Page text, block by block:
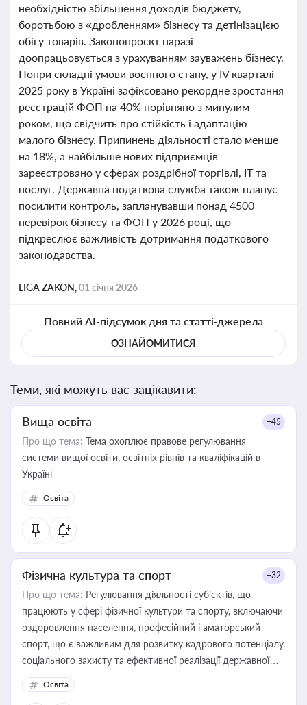
необхідністю збільшення доходів бюджету,
боротьбою з «дробленням» бізнесу та детінізацією
обігу товарів. Законопроєкт наразі
доопрацьовується з урахуванням зауважень бізнесу.
Попри складні умови воєнного стану, у IV кварталі
2025 року в Україні зафіксовано рекордне зростання
реєстрацій ФОП на 40% порівняно з минулим
роком, що свідчить про стійкість і адаптацію
малого бізнесу. Припинень діяльності стало менше
на 18%, а найбільше нових підприємців
зареєстровано у сферах роздрібної торгівлі, IT та
послуг. Державна податкова служба також планує
посилити контроль, запланувавши понад 4500
перевірок бізнесу та ФОП у 2026 році, що
підкреслює важливість дотримання податкового
законодавства.
LIGA ZAKON,01 січня 2026
Повний AI-підсумок дня та статті-джерела
ОЗНАЙОМИТИСЯ
Теми, які можуть вас зацікавити:
Вища освіта +45
Про що тема: Тема охоплює правове регулювання
системи вищої освіти, освітніх рівнів та кваліфікацій в
Україні
Освіта
Фізична культура та спорт +32
Про що тема: Регулювання діяльності суб’єктів, що
працюють у сфері фізичної культури та спорту, включаючи
оздоровлення населення, професійний і аматорський
спорт, що є важливим для розвитку кадрового потенціалу,
соціального захисту та ефективної реалізації державної
політики у цій галузі
Освіта